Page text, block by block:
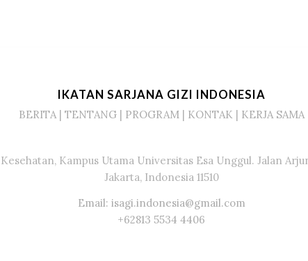
IKATAN SARJANA GIZI INDONESIA
BERITA| TENTANG| PROGRAM | KONTAK | KERJA SAMA
Kampus Utama Universitas Esa Unggul. Jalan
Jakarta, Indonesia 11510
Email: isagi.indonesia@gmail.com
+62813 5534 4406